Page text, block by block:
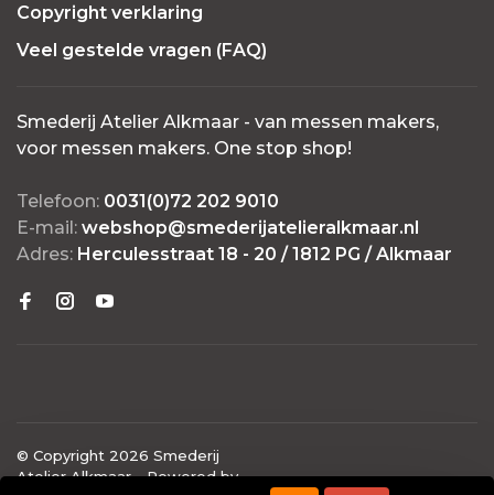
Copyright verklaring
Veel gestelde vragen (FAQ)
Smederij Atelier Alkmaar - van messen makers,
voor messen makers. One stop shop!
Telefoon: 0031(0)72 202 9010
E-mail: webshop@smederijatelieralkmaar.nl
Adres: Herculesstraat 18 - 20 / 1812 PG / Alkmaar
© Copyright 2026 Smederij
Atelier Alkmaar- Powered by